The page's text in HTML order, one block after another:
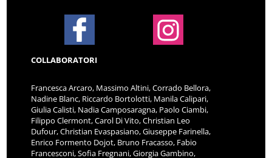
COLLABORATORI
Francesca Arcaro, Massimo Altini, Corrado Bellora,
Nadine Blanc, Riccardo Bortolotti, Manila Calipari,
Giulia Calisti, Nadia Camposaragna, Paolo Ciambi,
Filippo Clermont, Carol Di Vito, Christian Leo
Dufour, Christian Evaspasiano, Giuseppe Farinella,
Enrico Formento Dojot, Bruno Fracasso, Fabio
Francesconi, Sofia Fregnani, Giorgia Gambino,